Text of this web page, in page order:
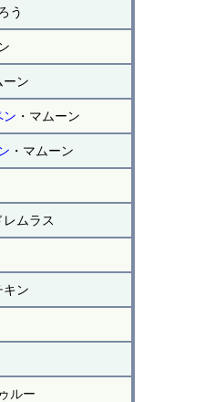
う
ーン
ン ・マムーン
・マムーン
ムラス
キン
ルー